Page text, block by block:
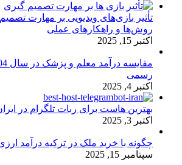
تأثیر بازی‌های ویدیویی بر مهارت
روش‌ها و راهکارهای عملی
اکتبر 15, 2025
رسمی
اکتبر 4, 2025
بهترین هاست برای ربات تلگرام در
اکتبر 3, 2025
چگونه با خرید ملک در ترکیه درآمد
سپتامبر 15, 2025